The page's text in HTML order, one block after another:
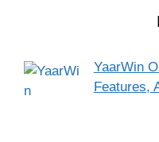
YaarWin
Features,